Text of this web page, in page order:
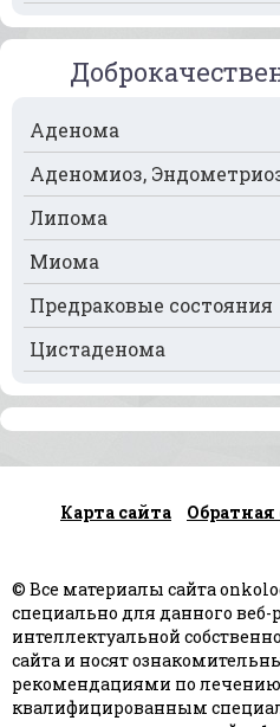
Рак печени
Рак пищевода
Рак поджелудочной
Рак предстательной
Рак почек
Рак селезёнки
Рак сердца
Рак спинного мозга
Рак шейки матки
Рак языка
Рак яичников
Плоскоклеточный рак
Аденома
Аденомиоз,
Липома
Миома
Предраковые состояния
Цистаденома
Карта сайта Обратная
© Все материалы сайта
специально для данного веб-
интеллектуальной
сайта и носят
рекомендациями по
квалифицированным